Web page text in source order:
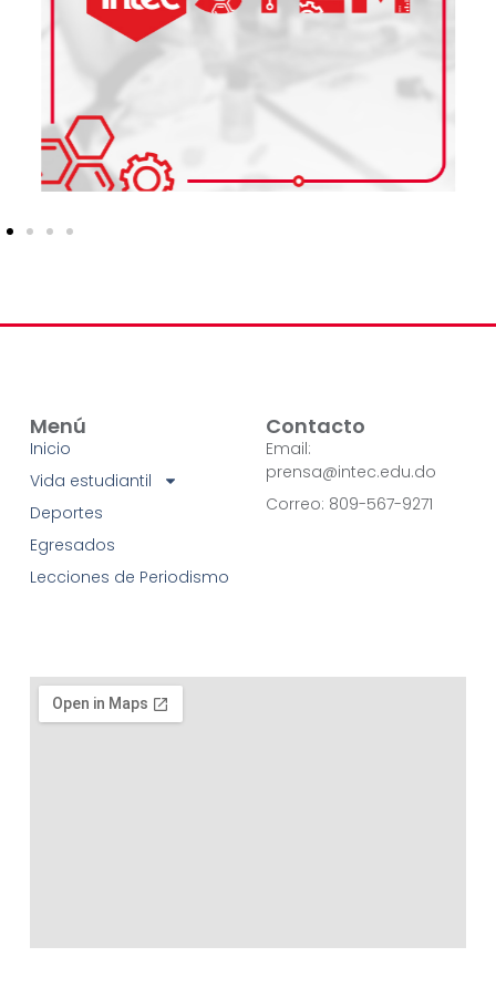
Menú
Inicio
Vida estudiantil
Deportes
Egresados
Lecciones de Periodismo
Contacto
Email:
prensa@intec.edu.do
Correo: 809-567-9271